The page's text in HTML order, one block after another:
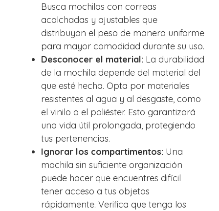
Busca mochilas con correas
acolchadas y ajustables que
distribuyan el peso de manera uniforme
para mayor comodidad durante su uso.
Desconocer el material: La durabilidad
de la mochila depende del material del
que esté hecha. Opta por materiales
resistentes al agua y al desgaste, como
el vinilo o el poliéster. Esto garantizará
una vida útil prolongada, protegiendo
tus pertenencias.
Ignorar los compartimentos: Una
mochila sin suficiente organización
puede hacer que encuentres difícil
tener acceso a tus objetos
rápidamente. Verifica que tenga los